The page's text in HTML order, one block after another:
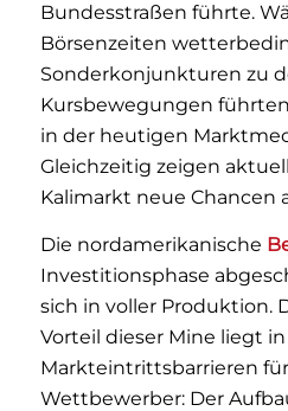
Bundesstraßen führte.
Börsenzeiten
Sonderkonjunkturen zu
Kursbewegungen
in der heutigen
Gleichzeitig zeigen
Kalimarkt neue Chancen
Die nordamerikanische
Investitionsphase
sich in voller Produktion.
Vorteil dieser Mine liegt
Markteintrittsbarrieren
Wettbewerber: Der